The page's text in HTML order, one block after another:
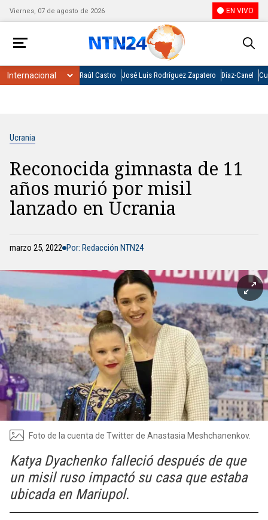
Viernes, 07 de agosto de 2026 EN VIVO
Raúl Castro José Luis Rodríguez Zapatero Díaz-Canel
Ucrania
Reconocida gimnasta de 11
años murió por misil
lanzado en Ucrania
marzo 25, 2022 Por: Redacción NTN24
Foto de la cuenta de Twitter de Anastasia Meshchanenkov.
Katya Dyachenko falleció después de que
un misil ruso impactó su casa que estaba
ubicada en Mariupol.